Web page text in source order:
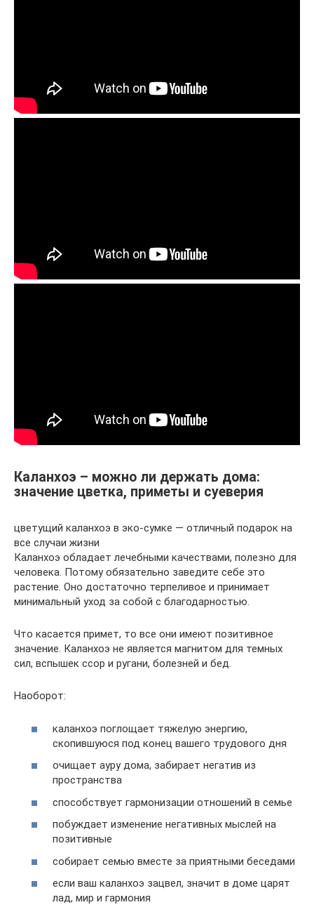
Каланхоэ – можно ли держать дома:
значение цветка, приметы и суеверия
цветущий каланхоэ в эко-сумке — отличный подарок на
все случаи жизни
Каланхоэ обладает лечебными качествами, полезно для
человека. Потому обязательно заведите себе это
растение. Оно достаточно терпеливое и принимает
минимальный уход за собой с благодарностью.
Что касается примет, то все они имеют позитивное
значение. Каланхоэ не является магнитом для темных
сил, вспышек ссор и ругани, болезней и бед.
Наоборот:
каланхоэ поглощает тяжелую энергию,
скопившуюся под конец вашего трудового дня
очищает ауру дома, забирает негатив из
пространства
способствует гармонизации отношений в семье
побуждает изменение негативных мыслей на
позитивные
собирает семью вместе за приятными беседами
если ваш каланхоэ зацвел, значит в доме царят
лад, мир и гармония